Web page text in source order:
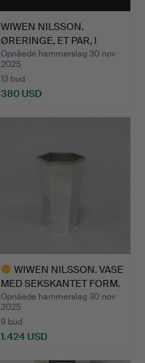
WIWEN NILSSON.
ØRERINGE, ET PAR, I
FORM AF…
Opnåede hammerslag 30 nov
2025
13 bud
380 USD
WIWEN NILSSON. VASE
MED SEKSKANTET FORM.
Opnåede hammerslag 30 nov
2025
9 bud
1.424 USD